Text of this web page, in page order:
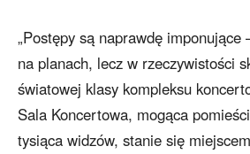
„Postępy są naprawdę
na planach, lecz w rzeczywistości
światowej klasy kompleksu
Sala Koncertowa, mogąca
tysiąca widzów, stanie się